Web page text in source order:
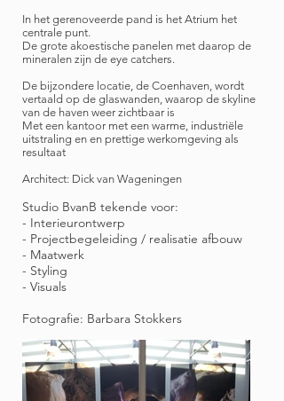
In het gerenoveerde pand is het Atrium het
centrale punt.
De grote akoestische panelen met daarop de
mineralen zijn de eye catchers.
De bijzondere locatie, de Coenhaven, wordt
vertaald op de glaswanden, waarop de skyline
van de haven weer zichtbaar is
Met een kantoor met een warme, industriële
uitstraling en en prettige werkomgeving als
resultaat
Architect: Dick van Wageningen
Studio BvanB tekende voor:
- Interieurontwerp
- Projectbegeleiding / realisatie afbouw
- Maatwerk
- Styling
- Visuals
​​Fotografie: Barbara Stokkers